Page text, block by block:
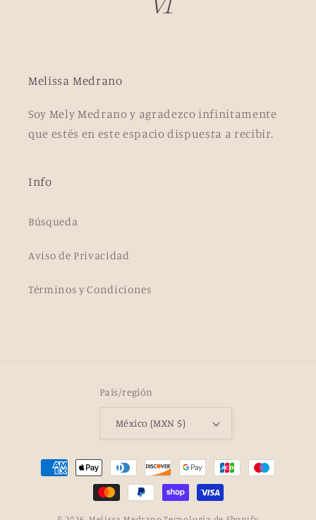
Melissa Medrano
Soy Mely Medrano y agradezco infinitamente
que estés en este espacio dispuesta a recibir.
Info
Búsqueda
Aviso de Privacidad
Términos y Condiciones
País/región
México (MXN $)
Formas